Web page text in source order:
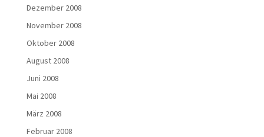
Dezember 2008
November 2008
Oktober 2008
August 2008
Juni 2008
Mai 2008
März 2008
Februar 2008